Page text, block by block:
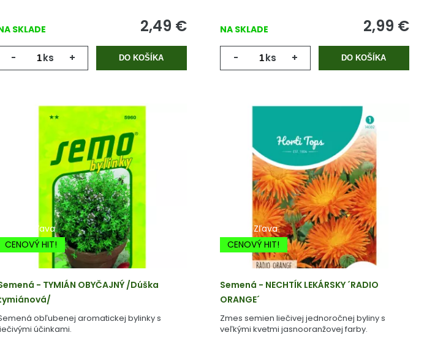
SKLADE 2,49 €
- ks + DO KOŠÍKA
NA SKLADE 2,99 €
- ks + DO KOŠÍKA
-20% Zľava
CENOVÝ HIT!
- TYMIÁN OBYČAJNÝ /Dúška
obľubenej aromatickej bylinky s
účinkami.
-20% Zľava
CENOVÝ HIT!
Semená - NECHTÍK LEKÁRSKY ´RADIO
ORANGE´
Zmes semien liečivej jednoročnej byliny s
veľkými kvetmi jasnooranžovej farby.